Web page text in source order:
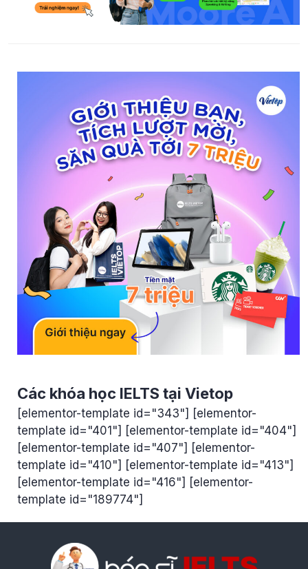
Các khóa học IELTS tại Vietop
[elementor-template id="343"] [elementor-
template id="401"] [elementor-template id="404"]
[elementor-template id="407"] [elementor-
template id="410"] [elementor-template id="413"]
[elementor-template id="416"] [elementor-
template id="189774"]